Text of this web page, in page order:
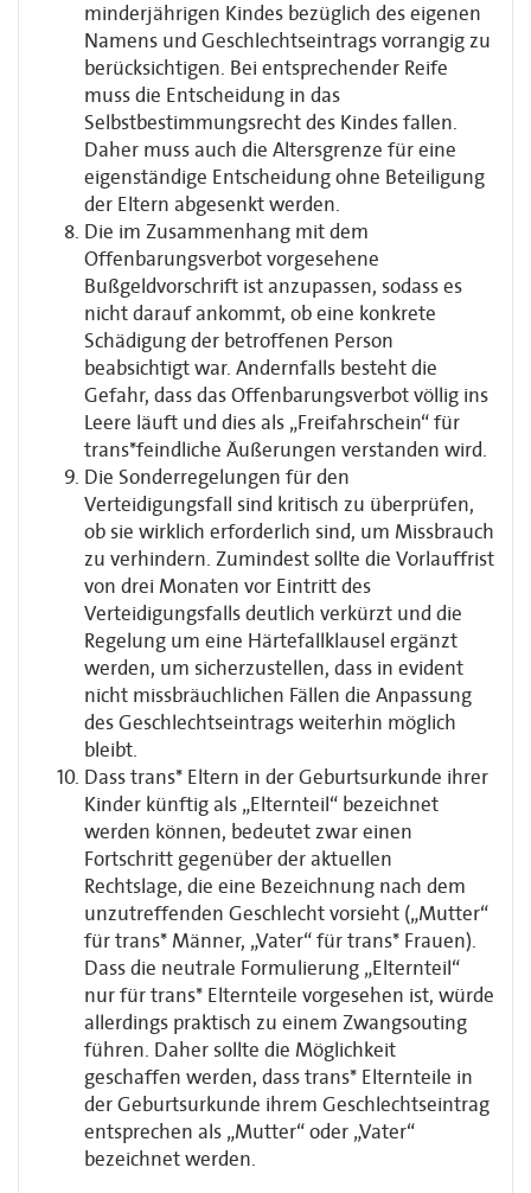
minderjährigen Kindes bezüglich des eigenen
Namens und Geschlechtseintrags vorrangig zu
berücksichtigen. Bei entsprechender Reife
muss die Entscheidung in das
Selbstbestimmungsrecht des Kindes fallen.
Daher muss auch die Altersgrenze für eine
eigenständige Entscheidung ohne Beteiligung
der Eltern abgesenkt werden.
Die im Zusammenhang mit dem
Offenbarungsverbot vorgesehene
Bußgeldvorschrift ist anzupassen, sodass es
nicht darauf ankommt, ob eine konkrete
Schädigung der betroffenen Person
beabsichtigt war. Andernfalls besteht die
Gefahr, dass das Offenbarungsverbot völlig ins
Leere läuft und dies als „Freifahrschein“ für
trans*feindliche Äußerungen verstanden wird.
Die Sonderregelungen für den
Verteidigungsfall sind kritisch zu überprüfen,
ob sie wirklich erforderlich sind, um Missbrauch
zu verhindern. Zumindest sollte die Vorlauffrist
von drei Monaten vor Eintritt des
Verteidigungsfalls deutlich verkürzt und die
Regelung um eine Härtefallklausel ergänzt
werden, um sicherzustellen, dass in evident
nicht missbräuchlichen Fällen die Anpassung
des Geschlechtseintrags weiterhin möglich
bleibt.
Dass trans* Eltern in der Geburtsurkunde ihrer
Kinder künftig als „Elternteil“ bezeichnet
werden können, bedeutet zwar einen
Fortschritt gegenüber der aktuellen
Rechtslage, die eine Bezeichnung nach dem
unzutreffenden Geschlecht vorsieht („Mutter“
für trans* Männer, „Vater“ für trans* Frauen).
Dass die neutrale Formulierung „Elternteil“
nur für trans* Elternteile vorgesehen ist, würde
allerdings praktisch zu einem Zwangsouting
führen. Daher sollte die Möglichkeit
geschaffen werden, dass trans* Elternteile in
der Geburtsurkunde ihrem Geschlechtseintrag
entsprechen als „Mutter“ oder „Vater“
bezeichnet werden.